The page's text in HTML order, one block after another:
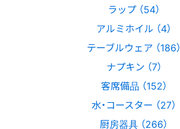
ラップ （54）
アルミホイル （4）
テーブルウェア （186）
ナプキン （7）
客席備品 （152）
水・コースター （27）
厨房器具 （266）